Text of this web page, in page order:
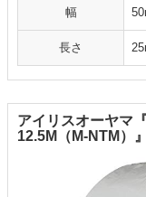
幅
長さ
アイリスオーヤマ
12.5M（M-NTM）』